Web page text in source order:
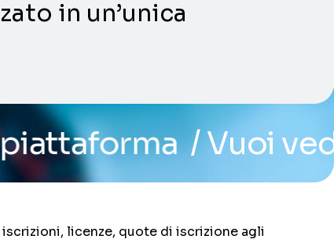
in un’unica
/ Vuoi vedere il
licenze, quote di iscrizione agli